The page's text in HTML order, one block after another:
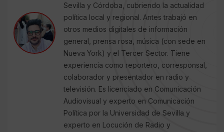
Sevilla y Córdoba, cubriendo la actualidad
política local y regional. Antes trabajó en
otros medios digitales de información
general, prensa rosa, música (con sede en
Nueva York) y el Tercer Sector. Tiene
experiencia como reportero, corresponsal,
colaborador y presentador en radio y
televisión. Es licenciado en Comunicación
Audiovisual y experto en Comunicación
Política por la Universidad de Sevilla y
experto en Locución de Radio y